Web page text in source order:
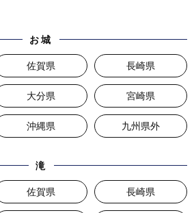
お城
佐賀県 長崎県
大分県 宮崎県
沖縄県 九州県外
滝
佐賀県 長崎県